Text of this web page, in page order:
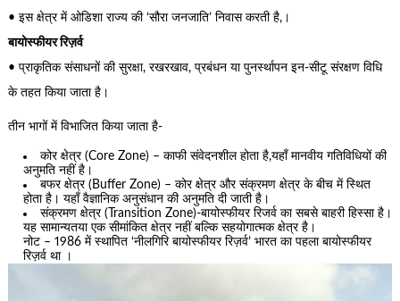
• इस क्षेत्र में ओडिशा राज्य की ‘सौरा जनजाति’ निवास करती है,।
बायोस्फीयर रिज़र्व
• प्राकृतिक संसाधनों की सुरक्षा, रखरखाव, प्रबंधन या पुनर्स्थापन इन-सीटू संरक्षण विधि
के तहत किया जाता है।
तीन भागों में विभाजित किया जाता है-
कोर क्षेत्र (Core Zone) – काफी संवेदनशील होता है,यहाँ मानवीय गतिविधियों की
अनुमति नहीं है।
बफर क्षेत्र (Buffer Zone) – कोर क्षेत्र और संक्रमण क्षेत्र के बीच में स्थित
होता है। यहाँ वैज्ञानिक अनुसंधान की अनुमति दी जाती है।
संक्रमण क्षेत्र (Transition Zone)-बायोस्फीयर रिजर्व का सबसे बाहरी हिस्सा है।
यह सामान्यतया एक सीमांकित क्षेत्र नहीं बल्कि सहयोगात्मक क्षेत्र है।
नोट – 1986 में स्थापित ‘नीलगिरि बायोस्फीयर रिज़र्व’ भारत का पहला बायोस्फीयर
रिज़र्व था ।